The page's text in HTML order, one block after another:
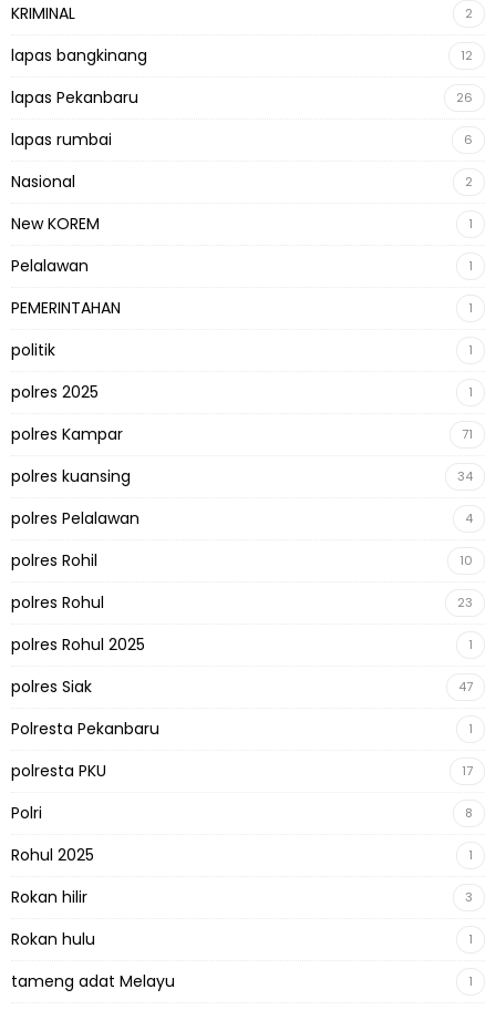
KRIMINAL 2
lapas bangkinang 12
lapas Pekanbaru 26
lapas rumbai 6
Nasional 2
New KOREM 1
Pelalawan 1
PEMERINTAHAN 1
politik 1
polres 2025 1
polres Kampar 71
polres kuansing 34
polres Pelalawan 4
polres Rohil 10
polres Rohul 23
polres Rohul 2025 1
polres Siak 47
Polresta Pekanbaru 1
polresta PKU 17
Polri 8
Rohul 2025 1
Rokan hilir 3
Rokan hulu 1
tameng adat Melayu 1